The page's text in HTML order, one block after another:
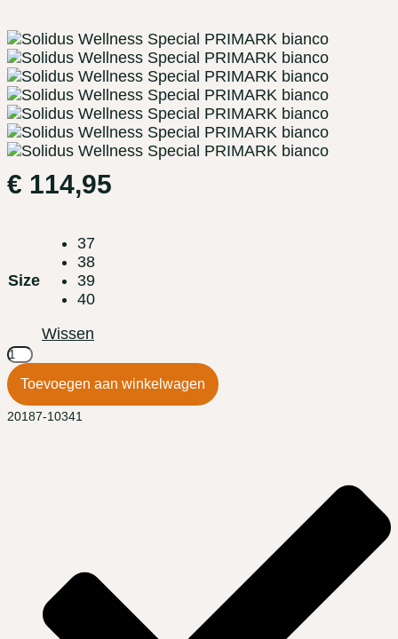
€ 114,95
Size
37
38
39
40
Wissen
Solidus
Wellness
Special
PRIMARK
bianco
Toevoegen aan winkelwagen
20187-10341